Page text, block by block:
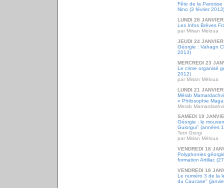
Fête de la
Nino (3 février 2013)
LUNDI 28
Les Infos Brèves
par Mirian Méloua
JEUDI 24
Géorgie : Vahagn
2013)
MERCREDI 23
Le crime organisé
2012)
par Mirian Méloua
LUNDI 21
Mérab
« Philosophie
Merab
SAMEDI 19
Géorgie : le
Guiorgui" (années
Tetri Giorgi
par Mirian Méloua
VENDREDI 18
Polyphonies
formation Artillac
VENDREDI 18
Le numéro 3 de la
du Caucase"